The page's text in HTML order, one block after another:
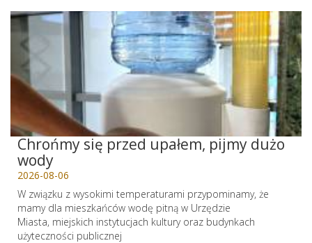
Chrońmy się przed upałem, pijmy dużo
wody
2026-08-06
W związku z wysokimi temperaturami przypominamy, że
mamy dla mieszkańców wodę pitną w Urzędzie
Miasta, miejskich instytucjach kultury oraz budynkach
użyteczności publicznej